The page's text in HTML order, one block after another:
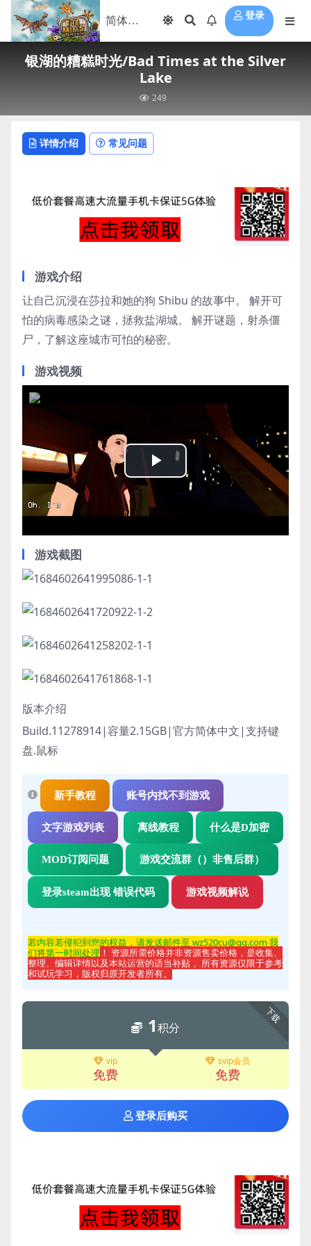
登录
银湖的糟糕时光/Bad Times at the Silver
Lake
249
详情介绍 常见问题
游戏介绍
让自己沉浸在莎拉和她的狗 Shibu 的故事中。 解开可
怕的病毒感染之谜，拯救盐湖城。 解开谜题，射杀僵
尸，了解这座城市可怕的秘密。
游戏视频
Play
Video
游戏截图
版本介绍
Build.11278914|容量2.15GB|官方简体中文|支持键
盘.鼠标
新手教程 账号内找不到游戏
文字游戏列表 离线教程 什么是D加密
MOD订阅问题 游戏交流群（）非售后群）
登录steam出现 错误代码 游戏视频解说
若内容若侵犯到您的权益，请发送邮件至 wz520cu@qq.com 我
们将第一时间处理 ！ 资源所需价格并非资源售卖价格，是收集、
整理、编辑详情以及本站运营的适当补贴， 所有资源仅限于参考
和试玩学习，版权归原开发者所有。
下载
1积分
vip
免费
svip会员
免费
登录后购买